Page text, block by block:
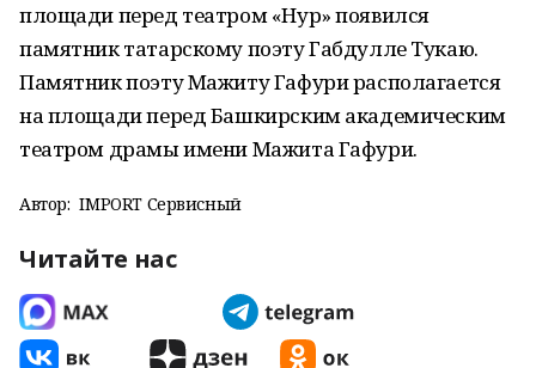
площади перед театром «Нур» появился
памятник татарскому поэту Габдулле Тукаю.
Памятник поэту Мажиту Гафури располагается
на площади перед Башкирским академическим
театром драмы имени Мажита Гафури.
Автор: IMPORT Сервисный
Читайте нас